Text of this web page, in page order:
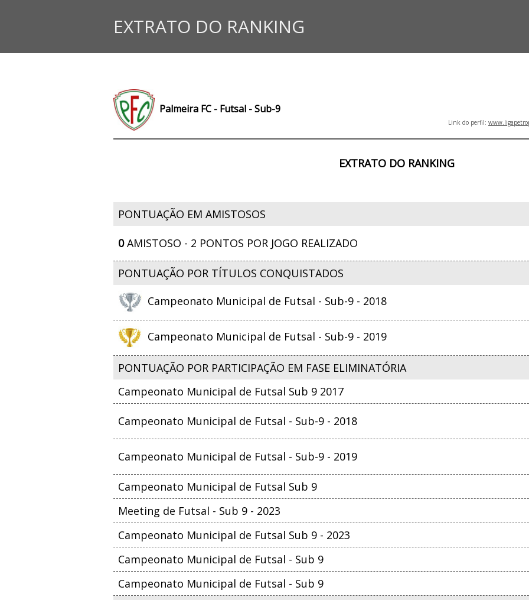
EXTRATO DO RANKING
Palmeira FC - Futsal - Sub-9
Link do perfil:
EXTRATO DO RANKING
PONTUAÇÃO EM AMISTOSOS
0AMISTOSO - 2 PONTOS POR JOGO REALIZADO
PONTUAÇÃO POR TÍTULOS CONQUISTADOS
Campeonato Municipal de Futsal - Sub-9 - 2018
Campeonato Municipal de Futsal - Sub-9 - 2019
PONTUAÇÃO POR PARTICIPAÇÃO EM FASE ELIMINATÓRIA
Campeonato Municipal de Futsal Sub 9 2017
Campeonato Municipal de Futsal - Sub-9 - 2018
Campeonato Municipal de Futsal - Sub-9 - 2019
Campeonato Municipal de Futsal Sub 9
Meeting de Futsal - Sub 9 - 2023
Campeonato Municipal de Futsal Sub 9 - 2023
Campeonato Municipal de Futsal - Sub 9
Campeonato Municipal de Futsal - Sub 9